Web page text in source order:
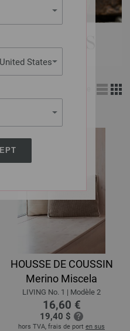
States
MODÈLES
HOUSSE DE COUSSIN
Merino Miscela
LIVING No. 1 | Modèle 2
16,60 €
19,40 $
hors TVA, frais de port en sus